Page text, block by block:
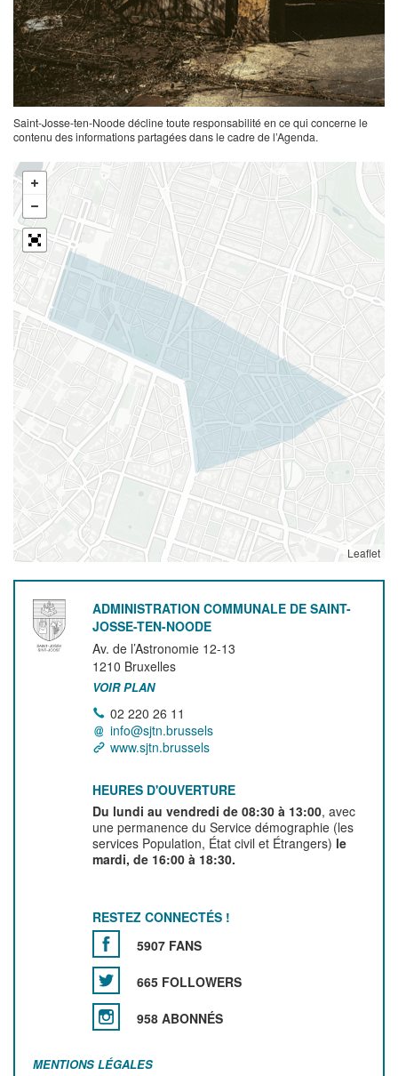
Saint-Josse-ten-Noode décline toute responsabilité en ce qui concerne le
contenu des informations partagées dans le cadre de l’Agenda.
Leaflet
ADMINISTRATION COMMUNALE DE SAINT-
JOSSE-TEN-NOODE
Av. de l’Astronomie 12-13
1210 Bruxelles
VOIR PLAN
02 220 26 11
info@sjtn.brussels
www.sjtn.brussels
HEURES D'OUVERTURE
Du lundi au vendredi de 08:30 à 13:00, avec
une permanence du Service démographie (les
services Population, État civil et Étrangers) le
mardi, de 16:00 à 18:30.
RESTEZ CONNECTÉS !
5907 FANS
665 FOLLOWERS
958 ABONNÉS
MENTIONS LÉGALES